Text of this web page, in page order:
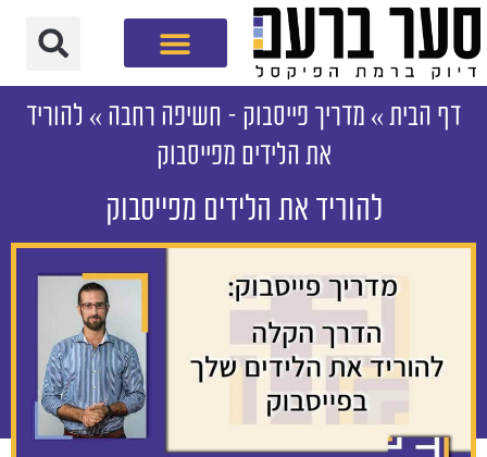
דף הבית» מדריך פייסבוק – חשיפה רחבה » להוריד
את הלידים מפייסבוק
להוריד את הלידים מפייסבוק